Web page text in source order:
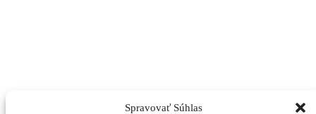
Spravovať Súhlas